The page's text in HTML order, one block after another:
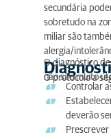
secundária
sobretudo na
miliar são
alergia/
O diagnóstico
não são muito
O protocolo a
Controlar
deverão